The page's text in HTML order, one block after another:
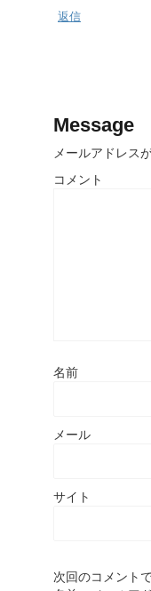
返信
Message
メールアドレス
コメント
名前
メール
サイト
次回のコメント